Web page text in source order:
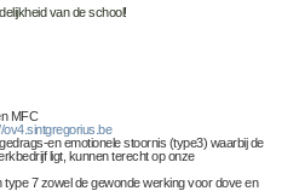
van de school!
MFC
ov4.sintgregorius.be
en emotionele stoornis (type3) waarbij de
ligt, kunnen terecht op onze
type 7 zowel de gewonde werking voor dove en